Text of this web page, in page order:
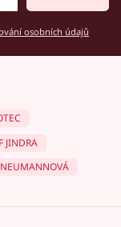
osobních údajů
JINDRA